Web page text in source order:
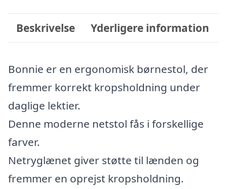
Beskrivelse Yderligere information
Bonnie er en ergonomisk børnestol, der
fremmer korrekt kropsholdning under
daglige lektier.
Denne moderne netstol fås i forskellige
farver.
Netryglænet giver støtte til lænden og
fremmer en oprejst kropsholdning.